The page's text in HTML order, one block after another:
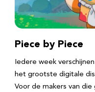
Piece by Piece
Iedere week
het grootste digitale
Voor de makers van